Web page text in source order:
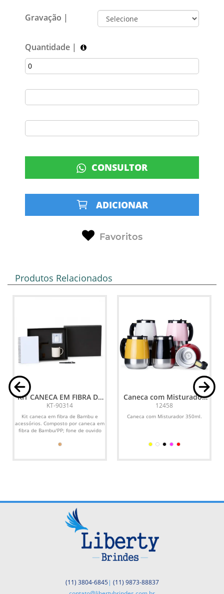
Gravação |
Quantidade |
CONSULTOR
ADICIONAR
Favoritos
Produtos Relacionados
KIT CANECA EM FIBRA DE
BAMBU E ACESSÓRIOS - 4
PÇS
KT-90314
Kit caneca em fibra de Bambu e
acessórios. Composto por caneca em
fibra de Bambu/PP; fone de ouvido
Caneca com Misturador
350ml
12458
Caneca com Misturador 350ml.
(11) 3804-6845| (11) 9873-88837